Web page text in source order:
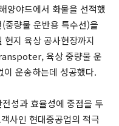
양야드에서 화물을 선적했
중량물 운반용 특수선)을
지 육상 공사현장까지
육상 중량물 운
운송하는데 성공했다.
성과 효율성에 중점을 두
사인 현대중공업의 적극